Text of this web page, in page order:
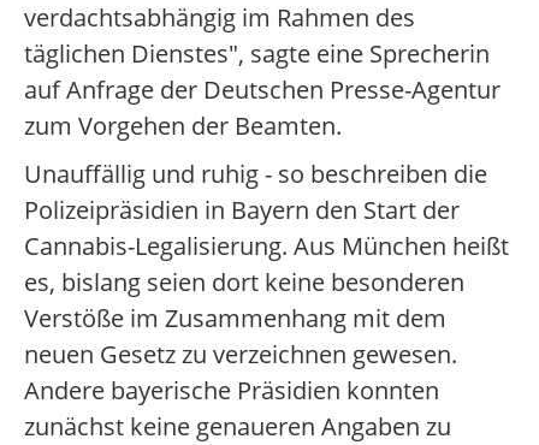
verdachtsabhängig im Rahmen des
täglichen Dienstes", sagte eine Sprecherin
auf Anfrage der Deutschen Presse-Agentur
zum Vorgehen der Beamten.
Unauffällig und ruhig - so beschreiben die
Polizeipräsidien in Bayern den Start der
Cannabis-Legalisierung. Aus München heißt
es, bislang seien dort keine besonderen
Verstöße im Zusammenhang mit dem
neuen Gesetz zu verzeichnen gewesen.
Andere bayerische Präsidien konnten
zunächst keine genaueren Angaben zu